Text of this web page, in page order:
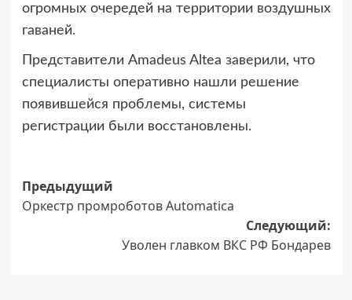
огромных очередей на территории воздушных
гаваней.
Представители Amadeus Altea заверили, что
специалисты оперативно нашли решение
появившейся проблемы, системы
регистрации были восстановлены.
Навигация
записи
Предыдущий
Оркестр промроботов Automatica
Следующий:
Уволен главком ВКС РФ Бондарев